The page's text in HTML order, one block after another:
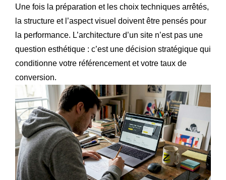
Une fois la préparation et les choix techniques arrêtés,
la structure et l’aspect visuel doivent être pensés pour
la performance. L’architecture d’un site n’est pas une
question esthétique : c’est une décision stratégique qui
conditionne votre référencement et votre taux de
conversion.